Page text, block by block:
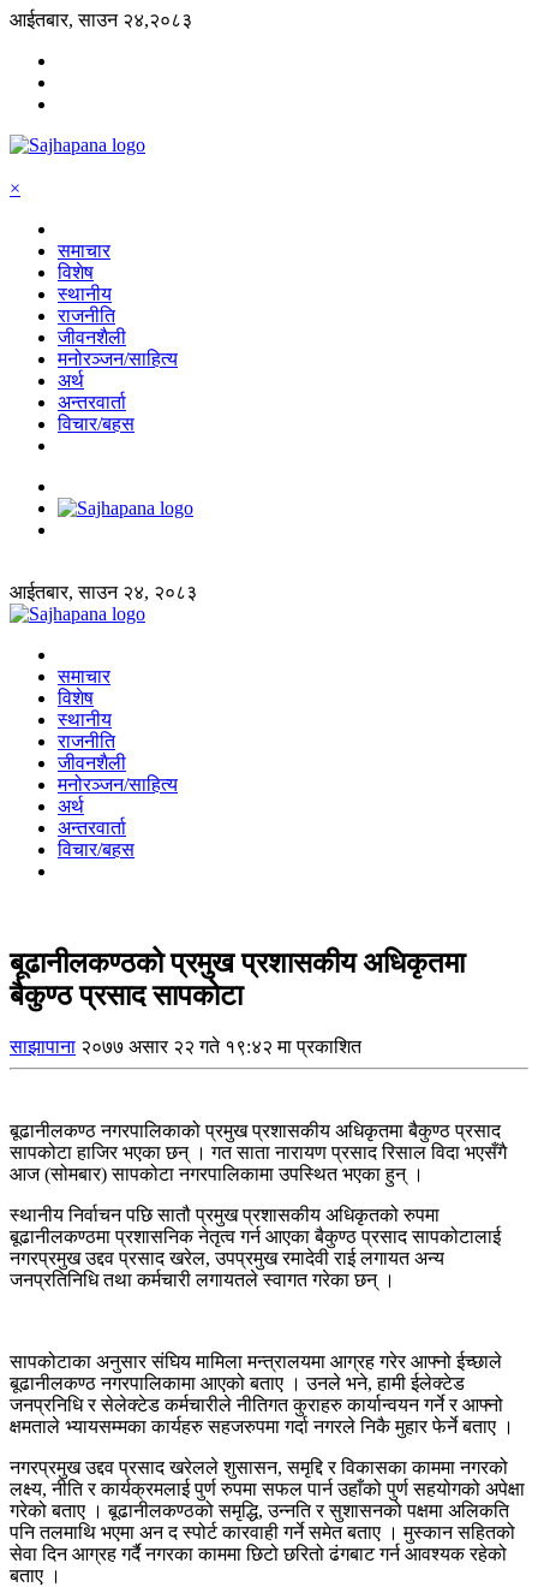
आईतबार, साउन २४,२०८३
×
समाचार
विशेष
स्थानीय
राजनीति
जीवनशैली
मनोरञ्जन/साहित्य
अर्थ
अन्तरवार्ता
विचार/बहस
आईतबार, साउन २४, २०८३
समाचार
विशेष
स्थानीय
राजनीति
जीवनशैली
मनोरञ्जन/साहित्य
अर्थ
अन्तरवार्ता
विचार/बहस
बूढानीलकण्ठको प्रमुख प्रशासकीय अधिकृतमा
बैकुण्ठ प्रसाद सापकोटा
साझापाना २०७७ असार २२ गते १९:४२ मा प्रकाशित
बूढानीलकण्ठ नगरपालिकाको प्रमुख प्रशासकीय अधिकृतमा बैकुण्ठ प्रसाद
सापकोटा हाजिर भएका छन् । गत साता नारायण प्रसाद रिसाल विदा भएसँगै
आज (सोमबार) सापकोटा नगरपालिकामा उपस्थित भएका हुन् ।
स्थानीय निर्वाचन पछि सातौ प्रमुख प्रशासकीय अधिकृतको रुपमा
बूढानीलकण्ठमा प्रशासनिक नेतृत्व गर्न आएका बैकुण्ठ प्रसाद सापकोटालाई
नगरप्रमुख उद्दव प्रसाद खरेल, उपप्रमुख रमादेवी राई लगायत अन्य
जनप्रतिनिधि तथा कर्मचारी लगायतले स्वागत गरेका छन् ।
सापकोटाका अनुसार संघिय मामिला मन्त्रालयमा आग्रह गरेर आफ्नो ईच्छाले
बूढानीलकण्ठ नगरपालिकामा आएको बताए । उनले भने, हामी ईलेक्टेड
जनप्रनिधि र सेलेक्टेड कर्मचारीले नीतिगत कुराहरु कार्यान्वयन गर्ने र आफ्नो
क्षमताले भ्यायसम्मका कार्यहरु सहजरुपमा गर्दा नगरले निकै मुहार फेर्ने बताए ।
नगरप्रमुख उद्दव प्रसाद खरेलले शुसासन, समृद्दि र विकासका काममा नगरको
लक्ष्य, नीति र कार्यक्रमलाई पुर्ण रुपमा सफल पार्न उहाँको पुर्ण सहयोगको अपेक्षा
गरेको बताए । बूढानीलकण्ठको समृद्धि, उन्नति र सुशासनको पक्षमा अलिकति
पनि तलमाथि भएमा अन द स्पोर्ट कारवाही गर्ने समेत बताए । मुस्कान सहितको
सेवा दिन आग्रह गर्दै नगरका काममा छिटो छरितो ढंगबाट गर्न आवश्यक रहेको
बताए ।